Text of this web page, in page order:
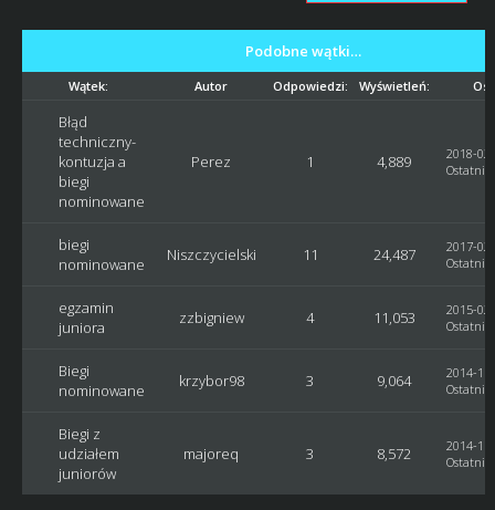
Podobne wątki…
Wątek: Autor Odpowiedzi: Wyświetleń:
Błąd
techniczny-
kontuzja a
biegi
nominowane
Perez 1 4,889
2018-
Ostatni
biegi
nominowane
Niszczycielski 11 24,487
2017-
Ostatni
egzamin
juniora
zzbigniew 4 11,053
2015-
Ostatni
Biegi
nominowane
krzybor98 3 9,064
2014-
Ostatni
Biegi z
udziałem
juniorów
majoreq 3 8,572
2014-
Ostatni